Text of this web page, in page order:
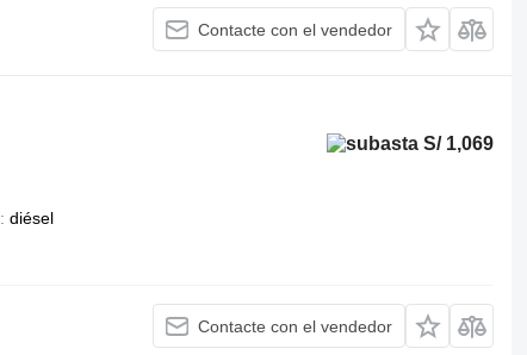
Contacte con el vendedor
S/ 1,069
diésel
Contacte con el vendedor